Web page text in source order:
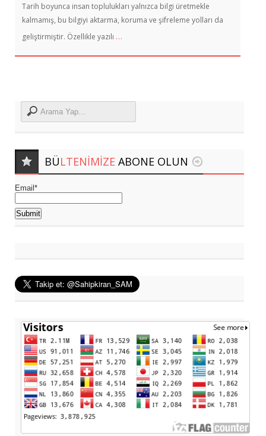
Tarih boyunca insan toplulukları yalnızca bilgi üretmekle
kalmamış, bu bilgiyi aktarma, koruma ve şifreleme yolları da
geliştirmiştir. Özellikle yazılı …
BÜLTENIMIZE ABONE OLUN
Email*